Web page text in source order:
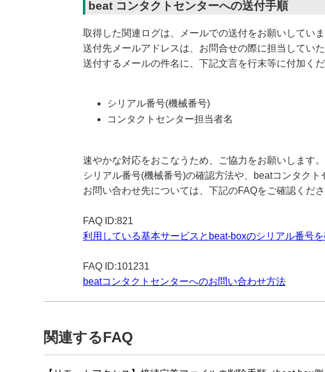
beat コンタクトセンターへの送付手順
取得した関連ログは、メールでの送付をお願いしていま
送付先メールアドレスは、お問合せの際に担当してい
送付するメールの件名に、下記文言を行末等に付加くだ
シリアル番号(機械番号)
コンタクトセンター担当者名
速やかな対応をおこなうため、ご協力をお願いします。
シリアル番号(機械番号)の確認方法や、beatコンタクト
お問い合わせ先については、下記のFAQをご確認くださ
FAQ ID:821
利用している基本サービスとbeat-boxのシリアル番号
FAQ ID:101231
beatコンタクトセンターへのお問い合わせ方法
関連するFAQ